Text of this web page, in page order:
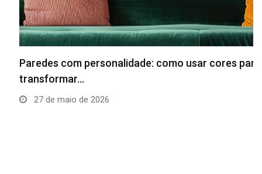
Paredes com personalidade: como usar cores para
transformar…
27 de maio de 2026